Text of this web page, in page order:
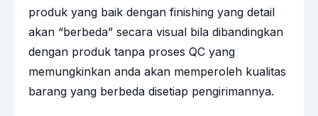
produk yang baik dengan finishing yang detail
akan “berbeda” secara visual bila dibandingkan
dengan produk tanpa proses QC yang
memungkinkan anda akan memperoleh kualitas
barang yang berbeda disetiap pengirimannya.